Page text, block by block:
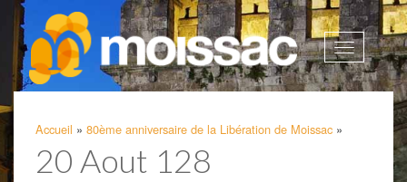
Afficher
la
Accueil » 80ème anniversaire de la Libération de Moissac »
20 Aout 128